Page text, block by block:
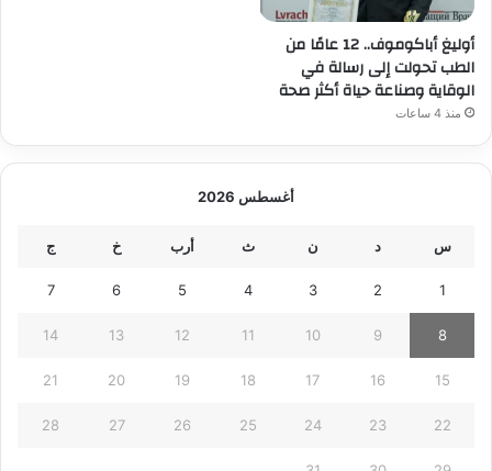
أوليغ أباكوموف.. 12 عامًا من
الطب تحولت إلى رسالة في
الوقاية وصناعة حياة أكثر صحة
منذ 4 ساعات
أغسطس 2026
س د ن ث أرب خ ج
1
2
3
4
5
6
7
8
9
10
11
12
13
14
15
16
17
18
19
20
21
22
23
24
25
26
27
28